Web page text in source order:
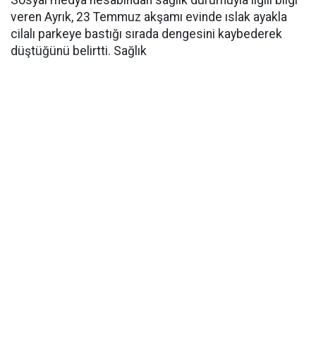
veren Ayrık, 23 Temmuz akşamı evinde ıslak ayakla
cilalı parkeye bastığı sırada dengesini kaybederek
düştüğünü belirtti. Sağlık